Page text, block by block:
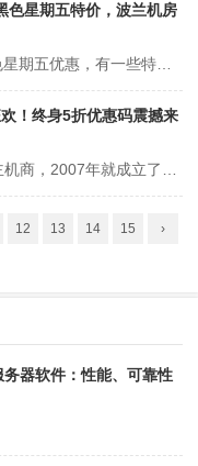
色星期五特价，波兰机房
！终身5折优惠码震撼来
12 13 14 15 ›
器软件：性能、可靠性